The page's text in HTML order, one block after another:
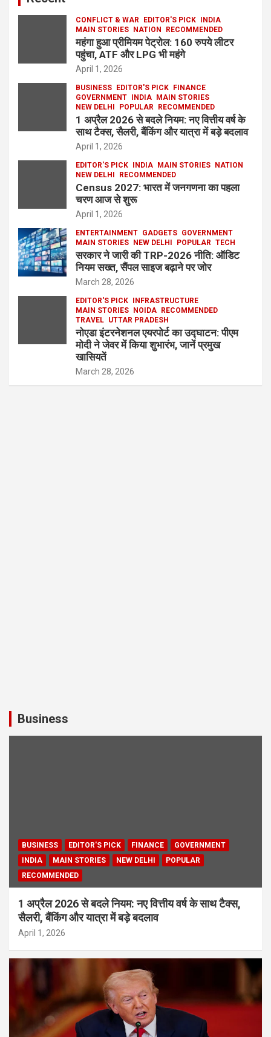
CONFLICT & WAR EDITOR'S PICK
INDIA
MAIN STORIES
NATION RECOMMENDED
महंगा हुआ प्रीमियम पेट्रोल: 160 रुपये लीटर
पहुंचा, ATF और LPG भी महंगे
April 1, 2026
BUSINESS EDITOR'S PICK
FINANCE
GOVERNMENT
INDIA
MAIN STORIES
NEW DELHI
POPULAR RECOMMENDED
1 अप्रैल 2026 से बदले नियम: नए वित्तीय वर्ष के
साथ टैक्स, सैलरी, बैंकिंग और यात्रा में बड़े बदलाव
April 1, 2026
EDITOR'S PICK INDIA MAIN STORIES
NATION
NEW DELHI
RECOMMENDED
Census 2027: भारत में जनगणना का पहला
चरण आज से शुरू
April 1, 2026
ENTERTAINMENT GADGETS GOVERNMENT
MAIN STORIES
NEW DELHI POPULAR TECH
सरकार ने जारी की TRP-2026 नीति: ऑडिट
नियम सख्त, सैंपल साइज बढ़ाने पर जोर
March 28, 2026
EDITOR'S PICK
INFRASTRUCTURE
MAIN STORIES
NOIDA
RECOMMENDED
TRAVEL UTTAR PRADESH
नोएडा इंटरनेशनल एयरपोर्ट का उद्घाटन: पीएम
मोदी ने जेवर में किया शुभारंभ, जानें प्रमुख
खासियतें
March 28, 2026
Business
BUSINESS EDITOR'S PICK FINANCE
GOVERNMENT
INDIA
MAIN STORIES NEW DELHI
POPULAR
RECOMMENDED
1 अप्रैल 2026 से बदले नियम: नए वित्तीय वर्ष के साथ टैक्स,
सैलरी, बैंकिंग और यात्रा में बड़े बदलाव
April 1, 2026